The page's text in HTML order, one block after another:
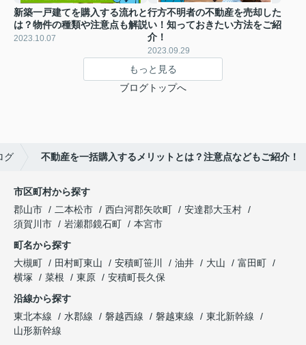
新築一戸建てを購入する流れと
は？物件の種類や注意点も解説
2023.10.07
行方不明者の不動産を売却した
い！知っておきたい方法をご紹
介！
2023.09.29
もっと見る
ブログトップへ
グ 不動産を一括購入するメリットとは？注意点などもご紹介！
市区町村から探す
郡山市
二本松市 西白河郡矢吹町
安達郡大玉村
須賀川市
岩瀬郡鏡石町
本宮市
町名から探す
大槻町
田村町東山 安積町笹川 油井 大山
富田町
横塚
菜根 東原
安積町長久保
沿線から探す
東北本線
水郡線 磐越西線 磐越東線
東北新幹線
山形新幹線